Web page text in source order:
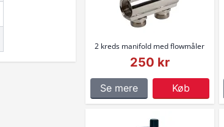
2 kreds manifold med flowmåler
250 kr
Se mere Køb